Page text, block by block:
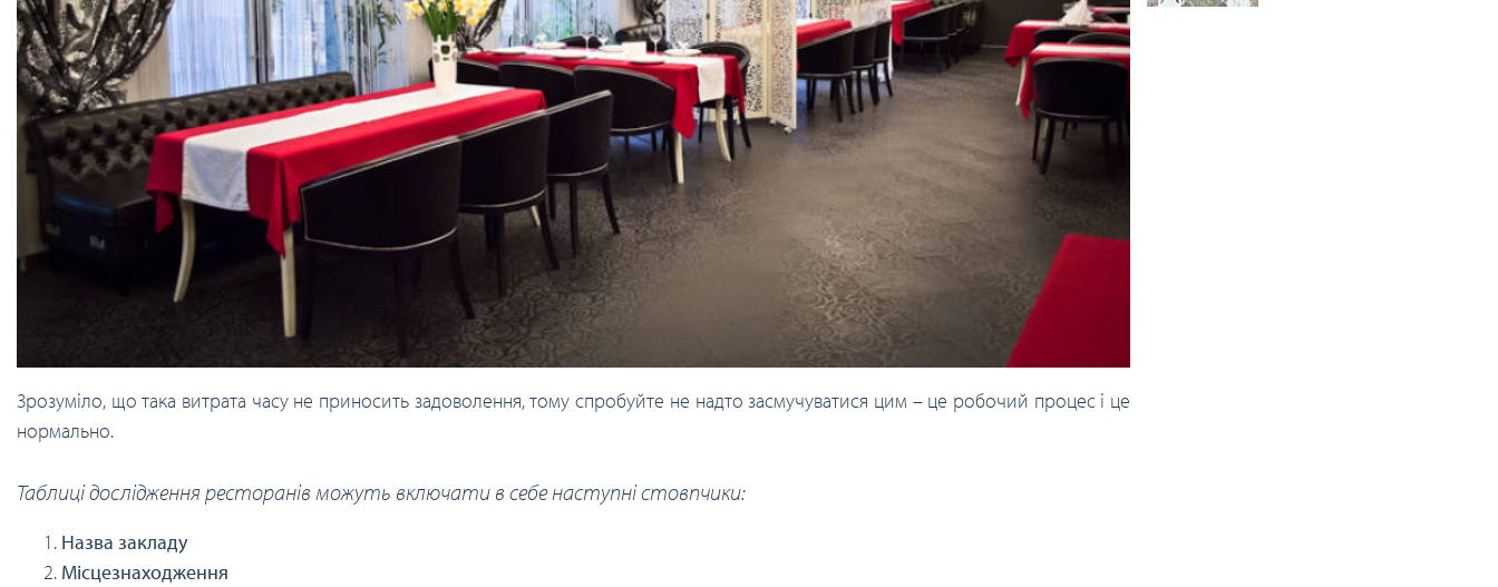
Зрозуміло, що така витрата часу не приносить задоволення, тому спробуйте не надто засмучуватися цим – це робочий процес і це
нормально.
Таблиці дослідження ресторанів можуть включати в себе наступні стовпчики:
Назва закладу
Місцезнаходження